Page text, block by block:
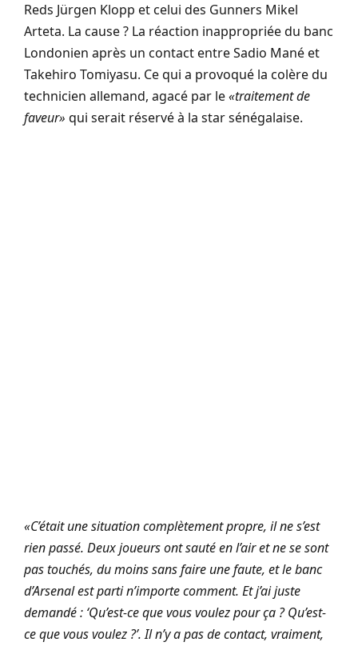
Reds Jürgen Klopp et celui des Gunners Mikel
Arteta. La cause ? La réaction inappropriée du banc
Londonien après un contact entre Sadio Mané et
Takehiro Tomiyasu. Ce qui a provoqué la colère du
technicien allemand, agacé par le«traitement de
faveur» qui serait réservé à la star sénégalaise.
«C’était une situation complètement propre, il ne s’est
rien passé. Deux joueurs ont sauté en l’air et ne se sont
pas touchés, du moins sans faire une faute, et le banc
d’Arsenal est parti n’importe comment. Et j’ai juste
demandé : ‘Qu’est-ce que vous voulez pour ça ? Qu’est-
ce que vous voulez ?’. Il n’y a pas de contact, vraiment,